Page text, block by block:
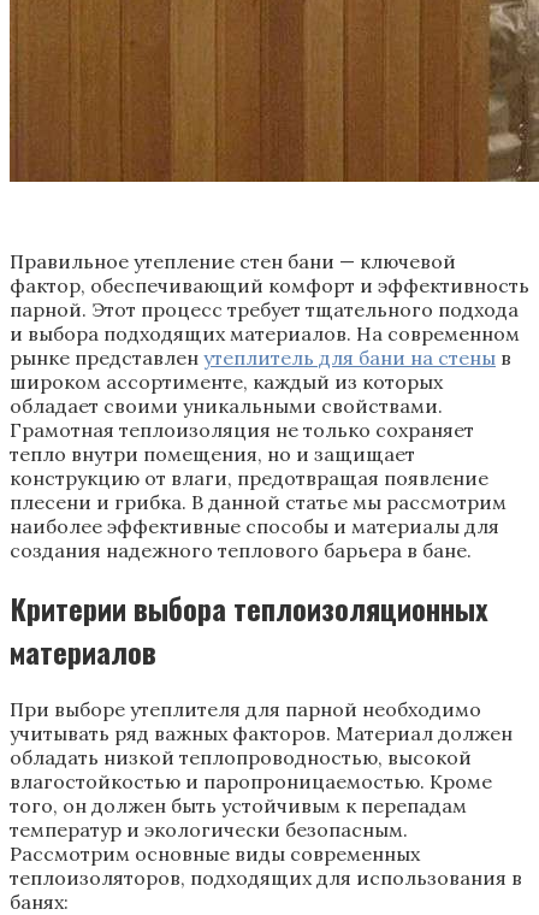
Правильное утепление стен бани — ключевой
фактор, обеспечивающий комфорт и эффективность
парной. Этот процесс требует тщательного подхода
и выбора подходящих материалов. На современном
рынке представлен утеплитель для бани на стены в
широком ассортименте, каждый из которых
обладает своими уникальными свойствами.
Грамотная теплоизоляция не только сохраняет
тепло внутри помещения, но и защищает
конструкцию от влаги, предотвращая появление
плесени и грибка. В данной статье мы рассмотрим
наиболее эффективные способы и материалы для
создания надежного теплового барьера в бане.
Критерии выбора теплоизоляционных
материалов
При выборе утеплителя для парной необходимо
учитывать ряд важных факторов. Материал должен
обладать низкой теплопроводностью, высокой
влагостойкостью и паропроницаемостью. Кроме
того, он должен быть устойчивым к перепадам
температур и экологически безопасным.
Рассмотрим основные виды современных
теплоизоляторов, подходящих для использования в
банях: